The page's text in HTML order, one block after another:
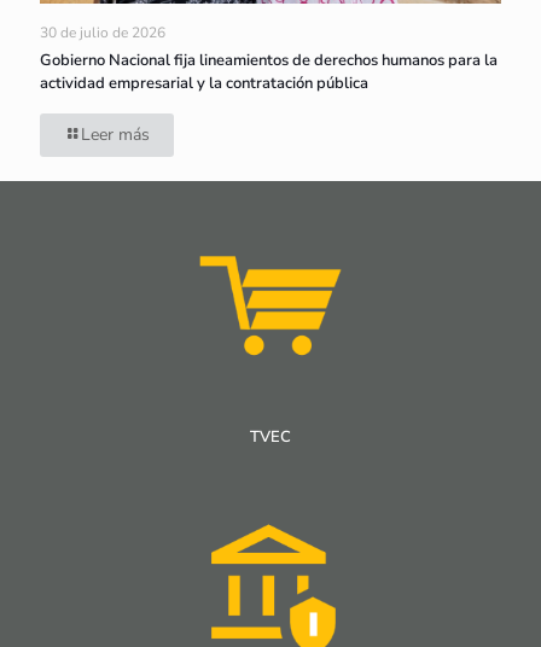
30 de julio de 2026
Gobierno Nacional fija lineamientos de derechos humanos para la
actividad empresarial y la contratación pública
Leer más
TVEC